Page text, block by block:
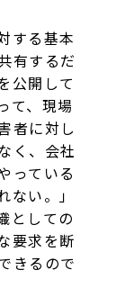
する基本
有するだ
公開して
て、現場
者に対し
く、会社
っている
い。」
としての
要求を断
きるので